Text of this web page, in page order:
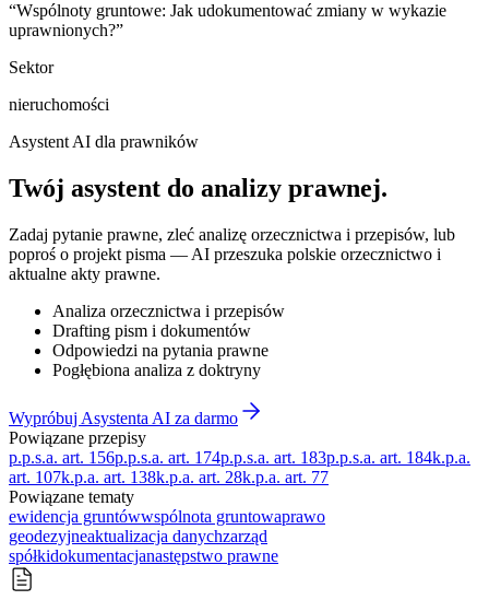
“Wspólnoty gruntowe: Jak udokumentować zmiany w wykazie
uprawnionych?”
Sektor
nieruchomości
Asystent AI dla prawników
Twój asystent do analizy prawnej.
Zadaj pytanie prawne, zleć analizę orzecznictwa i przepisów, lub
poproś o projekt pisma — AI przeszuka polskie orzecznictwo i
aktualne akty prawne.
Analiza orzecznictwa i przepisów
Drafting pism i dokumentów
Odpowiedzi na pytania prawne
Pogłębiona analiza z doktryny
Wypróbuj Asystenta AI za darmo
Powiązane przepisy
p.p.s.a. art. 156p.p.s.a. art. 174p.p.s.a. art. 183p.p.s.a. art. 184k.p.a.
art. 107k.p.a. art. 138k.p.a. art. 28k.p.a. art. 77
Powiązane tematy
ewidencja gruntówwspólnota gruntowaprawo
geodezyjneaktualizacja danychzarząd
spółkidokumentacjanastępstwo prawne